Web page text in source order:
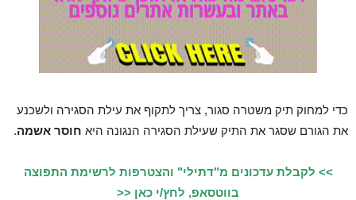
כדי למחוק תיק משטרה סגור, צריך לתקוף את עילת הסגירה ולשכנע
את הגורם שסגר את התיק שעילת הסגירה הנגונה היא חוסר אשמה.
>> לקבלת עדכונים מ"דתילי" והצטרפות לרשימת התפוצה
בווטסאפ, לחץ/י כאן <<